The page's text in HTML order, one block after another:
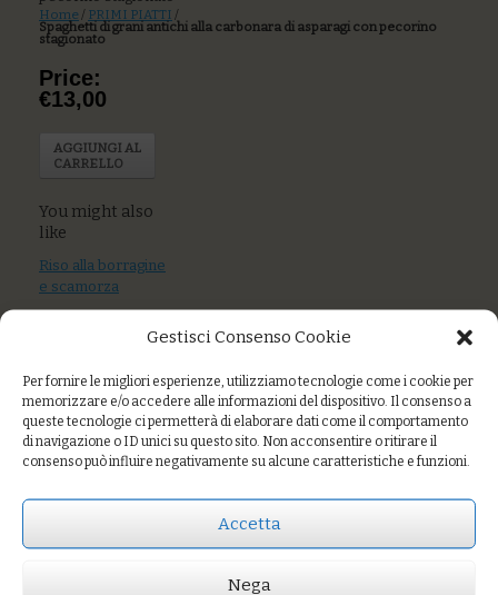
Gestisci Consenso Cookie
Per fornire le migliori esperienze, utilizziamo tecnologie come i cookie per
memorizzare e/o accedere alle informazioni del dispositivo. Il consenso a
queste tecnologie ci permetterà di elaborare dati come il comportamento
di navigazione o ID unici su questo sito. Non acconsentire o ritirare il
consenso può influire negativamente su alcune caratteristiche e funzioni.
Accetta
Nega
Home / PRIMI PIATTI /
Spaghetti di grani antichi alla carbonara di asparagi con pecorino
stagionato
Price:
€13,00
AGGIUNGI AL
CARRELLO
You might also
like
Riso alla borragine
e scamorza
di rucola e
mandorle con
gamberi rosa
Riso alle
pomodoro secco